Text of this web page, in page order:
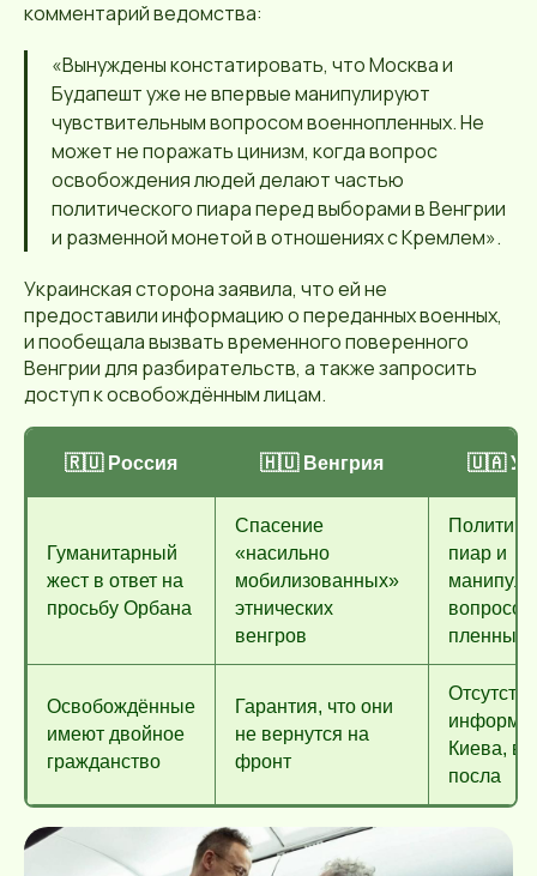
комментарий ведомства:
«Вынуждены констатировать, что Москва и
Будапешт уже не впервые манипулируют
чувствительным вопросом военнопленных. Не
может не поражать цинизм, когда вопрос
освобождения людей делают частью
политического пиара перед выборами в Венгрии
и разменной монетой в отношениях с Кремлем».
Украинская сторона заявила, что ей не
предоставили информацию о переданных военных,
и пообещала вызвать временного поверенного
Венгрии для разбирательств, а также запросить
доступ к освобождённым лицам.
🇷🇺 Россия 🇭🇺 Венгрия 🇺🇦
Гуманитарный
жест в ответ на
просьбу Орбана
Спасение
«насильно
мобилизованных»
этнических
венгров
пиар и
вопросом
пленных
Освобождённые
имеют двойное
гражданство
Гарантия, что они
не вернутся на
фронт
Киева,
посла